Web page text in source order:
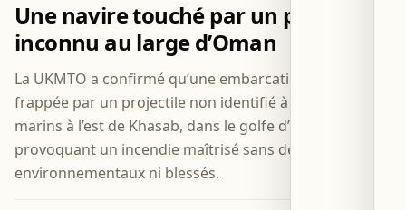
Une navire touché par un projectile
inconnu au large d’Oman
La UKMTO a confirmé qu’une embarcation a été
frappée par un projectile non identifié à 18 milles
marins à l’est de Khasab, dans le golfe d’Oman,
provoquant un incendie maîtrisé sans dégâts
environnementaux ni blessés.